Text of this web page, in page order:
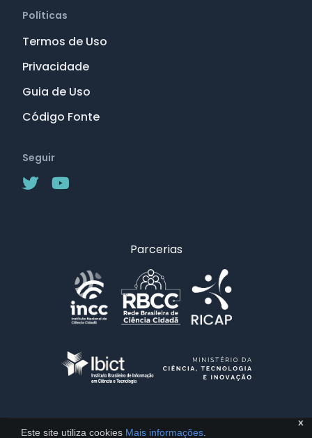
x
Este site utiliza cookies Mais informações
Políticas
Termos de Uso
Privacidade
Guia de Uso
Código Fonte
Seguir
Parcerias